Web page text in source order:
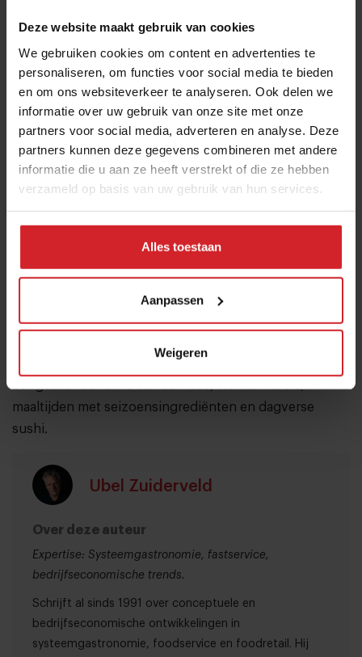
Deze website maakt gebruik van cookies
We gebruiken cookies om content en advertenties te
personaliseren, om functies voor social media te bieden
en om ons websiteverkeer te analyseren. Ook delen we
informatie over uw gebruik van onze site met onze
partners voor social media, adverteren en analyse. Deze
partners kunnen deze gegevens combineren met andere
informatie die u aan ze heeft verstrekt of die ze hebben
verzameld op basis van uw gebruik van hun services.
Alles toestaan
Aanpassen
Weigeren
punten. Naast Rechtstreex kent ons land nog andere –
relatief nieuwe – korte-ketenformules als
Boerschappen en De Lokalist.
Jumbo bereikt mijlpaal: 700 winkels
In Amsterdam opent deze week de 700-ste supermarkt
van Jumbo in ons land (formules als Jumbo City,
Foodmarkt en Jumbo België niet meegeteld). Jumbo’s
CEO Frits van Eerd noemt het "een historische mijlpaal
marcheert de laatste jaren snel op richting Albert Heijn,
met circa 840 supermarkten nog altijd de marktleider.
Vijf jaar geleden had Jumbo 577 vestigingen, Albert
Heijn 850. Twaalf jaar geleden doorbrak Jumbo de
ligt de nadruk op vers met onder meer verse sappen,
maaltijden met seizoensingrediënten en dagverse
sushi.
Ubel Zuiderveld
Over deze auteur
Expertise: Systeemgastronomie, fastservice,
bedrijfseconomische trends.
Schrijft al sinds 1991 over conceptuele en
bedrijfseconomische ontwikkelingen in
systeemgastronomie, foodservice en foodretail. Hij